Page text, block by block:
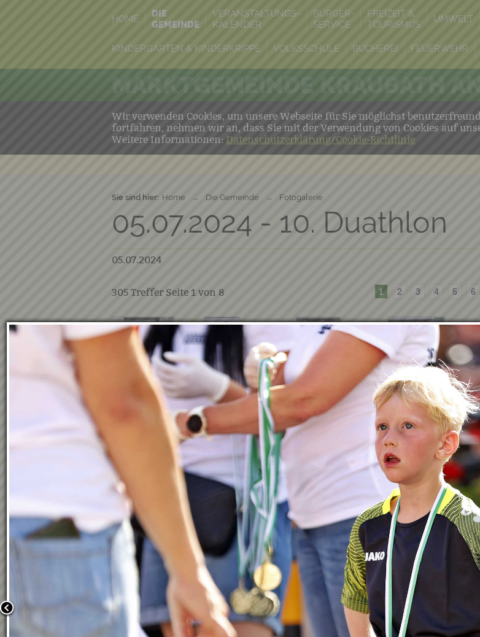
HOME
DIE
GEMEINDE
VERANSTALTUNGS-
KALENDER
BÜRGER-
SERVICE
FREIZEIT &
TOURISMUS
UMWELT
KINDERGARTEN & KINDERKRIPPE VOLKSSCHULE BÜCHEREI FEUERWEHR
MARKTGEMEINDE KRAUBATH
Wir verwenden Cookies, um unsere Webseite für Sie möglichst
fortfahren, nehmen wir an, dass Sie mit der Verwendung von Cookies auf
Weitere Informationen: Datenschutzerklärung/Cookie-Richtlinie
Sie sind hier: Home → Die Gemeinde → Fotogalerie
05.07.2024 - 10. Duathlon
05.07.2024
305 Treffer Seite 1 von 8 1 2 3 4 5 6